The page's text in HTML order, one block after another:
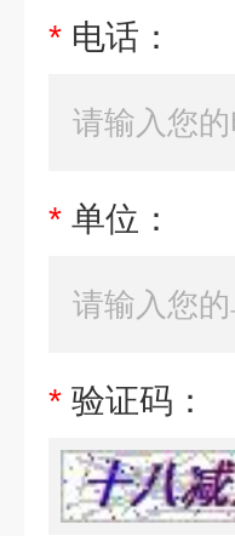
* 电话：
* 单位：
* 验证码：